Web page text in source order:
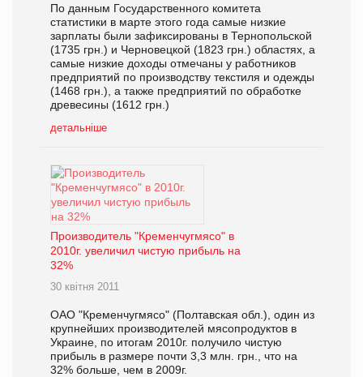
По данным Государственного комитета
статистики в марте этого года самые низкие
зарплаты были зафиксированы в Тернопольской
(1735 грн.) и Черновецкой (1823 грн.) областях, а
самые низкие доходы отмечаны у работников
предприятий по производству текстиля и одежды
(1468 грн.), а также предприятий по обработке
древесины (1612 грн.)
детальніше
Производитель "Кременчугмясо" в
2010г. увеличил чистую прибыль на
32%
30 квітня 2011
ОАО "Кременчугмясо" (Полтавская обл.), один из
крупнейших производителей мясопродуктов в
Украине, по итогам 2010г. получило чистую
прибыль в размере почти 3,3 млн. грн., что на
32% больше, чем в 2009г.